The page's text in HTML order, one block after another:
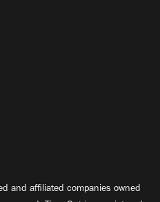
and affiliated companies owned